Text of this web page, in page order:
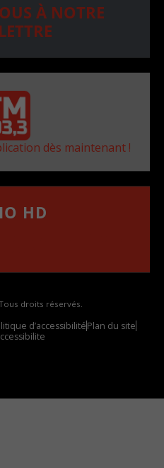
À NOTRE
dès maintenant !
HD
droits réservés.
d’accessibilitéPlan du site